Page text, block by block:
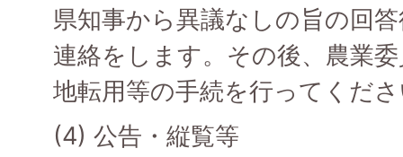
県知事から異議なしの旨の回
連絡をします。その後、農業
地転用等の手続を行ってくだ
(4) 公告・縦覧等